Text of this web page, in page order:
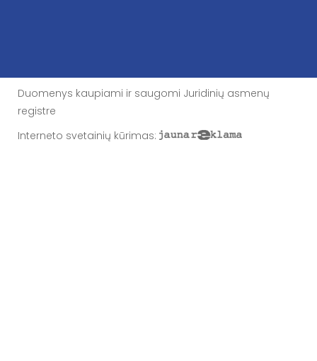
Duomenys kaupiami ir saugomi Juridinių asmenų
registre
Interneto svetainių kūrimas: